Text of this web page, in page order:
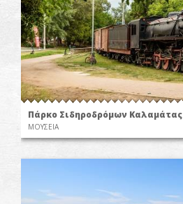
Πάρκο Σιδηροδρόμων Καλαμάτας
ΜΟΥΣΕΙΑ